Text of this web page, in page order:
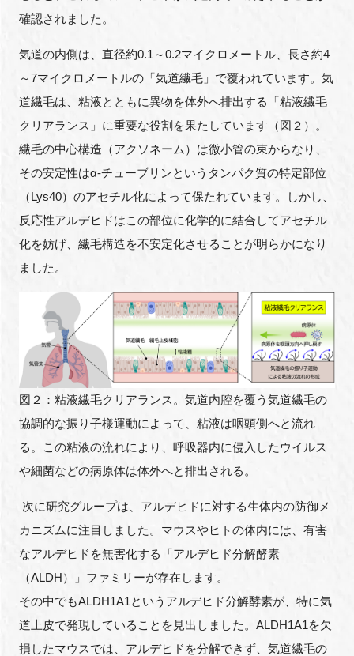
確認されました。
気道の内側は、直径約0.1～0.2マイクロメートル、長さ約4
～7マイクロメートルの「気道繊毛」で覆われています。気
道繊毛は、粘液とともに異物を体外へ排出する「粘液繊毛
クリアランス」に重要な役割を果たしています（図２）。
繊毛の中心構造（アクソネーム）は微小管の束からなり、
その安定性はα-チューブリンというタンパク質の特定部位
（Lys40）のアセチル化によって保たれています。しかし、
反応性アルデヒドはこの部位に化学的に結合してアセチル
化を妨げ、繊毛構造を不安定化させることが明らかになり
ました。
図２：粘液繊毛クリアランス。気道内腔を覆う気道繊毛の
協調的な振り子様運動によって、粘液は咽頭側へと流れ
る。この粘液の流れにより、呼吸器内に侵入したウイルス
や細菌などの病原体は体外へと排出される。
次に研究グループは、アルデヒドに対する生体内の防御メ
カニズムに注目しました。マウスやヒトの体内には、有害
なアルデヒドを無害化する「アルデヒド分解酵素
（ALDH）」ファミリーが存在します。
その中でもALDH1A1というアルデヒド分解酵素が、特に気
道上皮で発現していることを見出しました。ALDH1A1を欠
損したマウスでは、アルデヒドを分解できず、気道繊毛の